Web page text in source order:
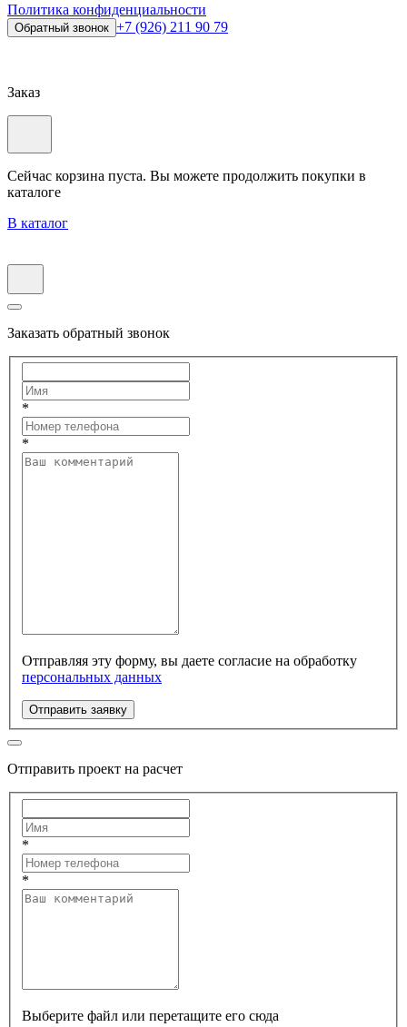
Политика конфиденциальности
Обратный звонок +7 (926) 211 90 79
Заказ
Сейчас корзина пуста. Вы можете продолжить покупки в
каталоге
В каталог
Заказать обратный звонок
*
*
Отправляя эту форму, вы даете согласие на обработку
персональных данных
Отправить заявку
Отправить проект на расчет
*
*
Выберите файл или перетащите его сюда